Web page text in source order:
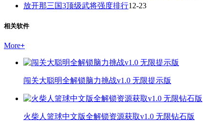
放开那三国3顶级武将强度排行12-23
相关软件
More+
闯关大聪明全解锁脑力挑战v1.0 无限提示版
火柴人篮球中文版全解锁资源获取v1.0 无限钻石版